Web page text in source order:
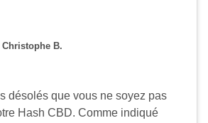
Christophe B.
désolés que vous ne soyez pas
Hash CBD. Comme indiqué